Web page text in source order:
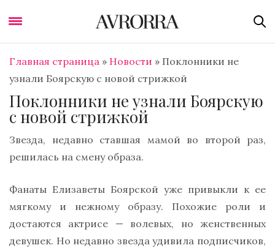
Главная страница » Новости » Поклонники не
узнали Боярскую с новой стрижкой
Поклонники не узнали Боярскую
с новой стрижкой
Звезда, недавно ставшая мамой во второй раз,
решилась на смену образа.
Фанаты Елизаветы Боярской уже привыкли к ее
мягкому и нежному образу. Похожие роли и
достаются актрисе — волевых, но женственных
девушек. Но недавно звезда удивила подписчиков,